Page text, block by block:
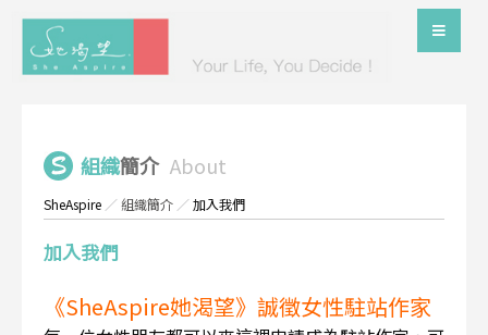
組織簡介 About
SheAspire ／組織簡介 ／加入我們
加入我們
《SheAspire她渴望》誠徵女性駐站作家